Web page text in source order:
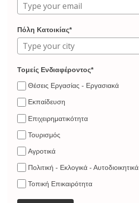
Πόλη Κατοικίας*
Τομείς Ενδιαφέροντος*
Θέσεις Εργασίας - Εργασιακά
Εκπαίδευση
Επιχειρηματικότητα
Τουρισμός
Αγροτικά
Πολιτική - Εκλογικά - Αυτοδιοικητικά
Τοπική Επικαιρότητα